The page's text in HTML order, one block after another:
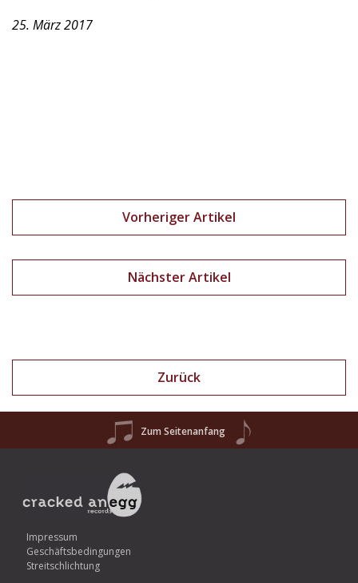
25. März 2017
Vorheriger Artikel
Nächster Artikel
Zurück
Zum Seitenanfang
Impressum
Geschäftsbedingungen
Streitschlichtung